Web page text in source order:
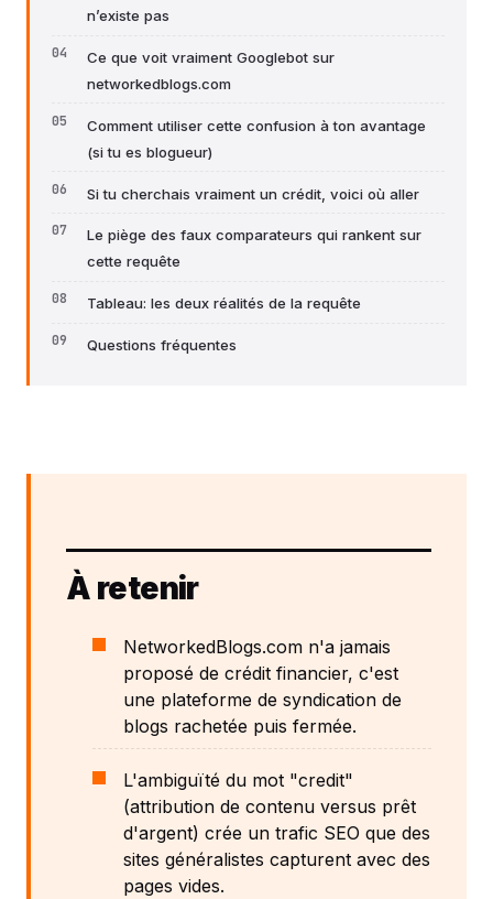
n’existe pas
Ce que voit vraiment Googlebot sur
networkedblogs.com
Comment utiliser cette confusion à ton avantage
(si tu es blogueur)
Si tu cherchais vraiment un crédit, voici où aller
Le piège des faux comparateurs qui rankent sur
cette requête
Tableau: les deux réalités de la requête
Questions fréquentes
À retenir
NetworkedBlogs.com n'a jamais
proposé de crédit financier, c'est
une plateforme de syndication de
blogs rachetée puis fermée.
L'ambiguïté du mot "credit"
(attribution de contenu versus prêt
d'argent) crée un trafic SEO que des
sites généralistes capturent avec des
pages vides.